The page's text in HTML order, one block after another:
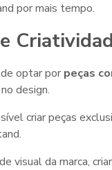
por mais tempo.
optar por peças
design.
criar peças
visual da marca,